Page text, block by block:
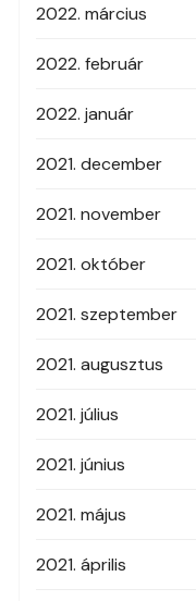
2022. március
2022. február
2022. január
2021. december
2021. november
2021. október
2021. szeptember
2021. augusztus
2021. július
2021. június
2021. május
2021. április